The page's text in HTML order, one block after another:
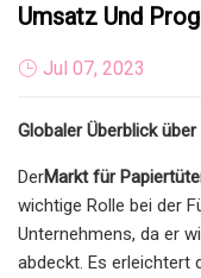
Umsatz Und
Jul 07, 2023
Globaler Überblick
DerMarkt für
wichtige Rolle bei der
Unternehmens, da er
abdeckt. Es